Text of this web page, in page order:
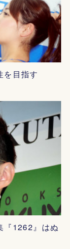
を目指す
『1262』はぬ